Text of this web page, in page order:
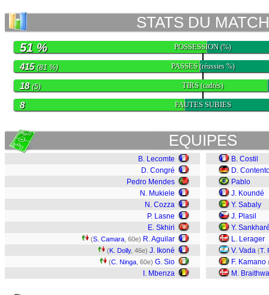
STATS DU MATCH
POSSESSION(%)
51 %
PASSES(réussies %)
415(81 %)
TIRS(cadrés)
18(5)
FAUTES SUBIES
8
EQUIPES
B. Lecomte
D. Congré
Pedro Mendes
N. Mukiele
N. Cozza
P. Lasne
E. Skhiri
(S. Camara , 60e) R. Aguilar
(K. Dolly, 46e) J. Ikoné
(C. Ninga , 60e) G. Sio
I. Mbenza
B. Costil
D.
Pablo
J. Koundé
Y. Sabaly
J. Plasil
Y.
L. Lerager
V. Vada (T.
F. Kamano
M.